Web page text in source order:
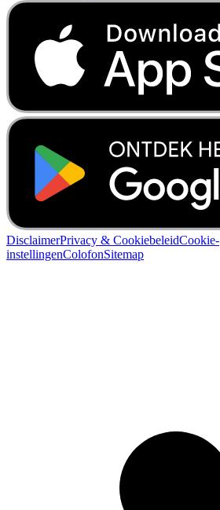
DisclaimerPrivacy & CookiebeleidCookie-
instellingenColofonSitemap